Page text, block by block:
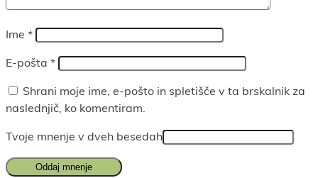
Ime *
E-pošta *
Shrani moje ime, e-pošto in spletišče v ta brskalnik za
naslednjič, ko komentiram.
Tvoje mnenje v dveh besedah